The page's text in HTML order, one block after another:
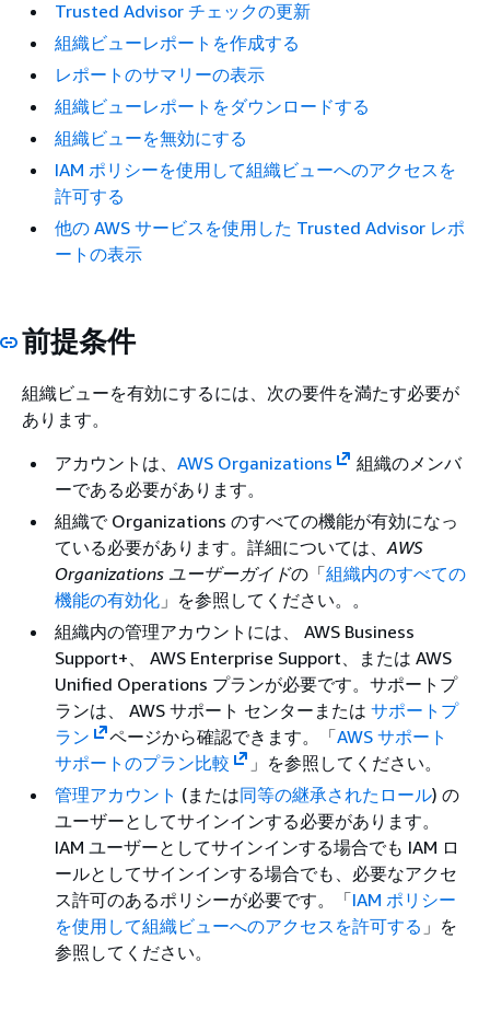
Trusted Advisor チェックの更新
組織ビューレポートを作成する
レポートのサマリーの表示
組織ビューレポートをダウンロードする
組織ビューを無効にする
IAM ポリシーを使用して組織ビューへのアクセスを
許可する
他の AWS サービスを使用した Trusted Advisor レポ
ートの表示
前提条件
組織ビューを有効にするには、次の要件を満たす必要が
あります。
アカウントは、 AWS Organizations
組織のメンバ
ーである必要があります。
組織で Organizations のすべての機能が有効になっ
ている必要があります。詳細については、 AWS
Organizations ユーザーガイドの「組織内のすべての
機能の有効化 」を参照してください。。
組織内の管理アカウントには、 AWS Business
Support+、 AWS Enterprise Support、または AWS
Unified Operations プランが必要です。サポートプ
ランは、 AWS サポート センターまたは サポートプ
ラン
ページから確認できます。「AWS サポート
サポートのプラン比較
」を参照してください。
管理アカウント (または同等の継承されたロール) の
ユーザーとしてサインインする必要があります。
IAM ユーザーとしてサインインする場合でも IAM ロ
ールとしてサインインする場合でも、必要なアクセ
ス許可のあるポリシーが必要です。「IAM ポリシー
を使用して組織ビューへのアクセスを許可する 」を
参照してください。